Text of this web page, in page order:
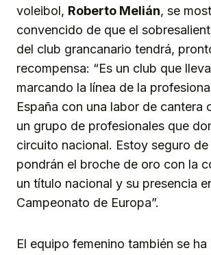
voleibol, Roberto Melián, se
convencido de que el
del club grancanario tendrá,
recompensa: “Es un club que
marcando la línea de la
España con una labor de cantera
un grupo de profesionales que
circuito nacional. Estoy seguro
pondrán el broche de oro con la
un título nacional y su presencia
Campeonato de Europa”.
El equipo femenino también se